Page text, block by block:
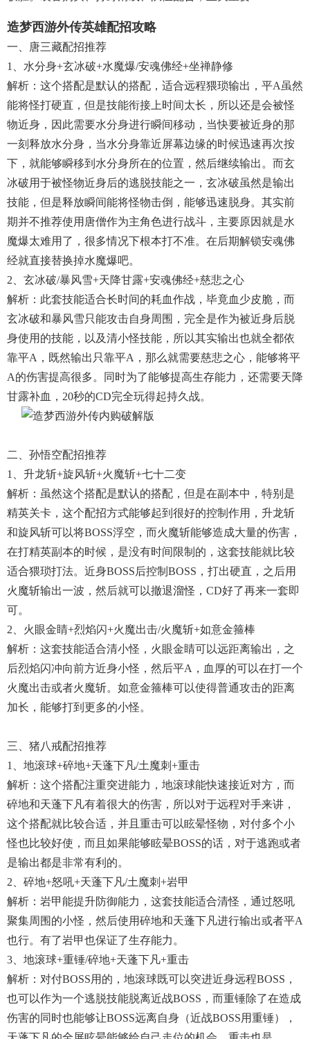
造梦西游外传英雄配招攻略
一、唐三藏配招推荐
1、水分身+玄冰破+水魔爆/安魂佛经+坐禅静修
解析：这个搭配是默认的搭配，适合远程猥琐输出，平A虽然
能将怪打硬直，但是技能衔接上时间太长，所以还是会被怪
物近身，因此需要水分身进行瞬间移动，当快要被近身的那
一刻释放水分身，当水分身靠近屏幕边缘的时候迅速再次按
下，就能够瞬移到水分身所在的位置，然后继续输出。而玄
冰破用于被怪物近身后的逃脱技能之一，玄冰破虽然是输出
技能，但是释放瞬间能将怪物击倒，能够迅速脱身。其实前
期并不推荐使用唐僧作为主角色进行战斗，主要原因就是水
魔爆太难用了，很多情况下根本打不准。在后期解锁安魂佛
经就直接替换掉水魔爆吧。
2、玄冰破/暴风雪+天降甘露+安魂佛经+慈悲之心
解析：此套技能适合长时间的耗血作战，毕竟血少皮脆，而
玄冰破和暴风雪只能攻击自身周围，完全是作为被近身后脱
身使用的技能，以及清小怪技能，所以其实输出也就全都依
靠平A，既然输出只靠平A，那么就需要慈悲之心，能够将平
A的伤害提高很多。同时为了能够提高生存能力，还需要天降
甘露补血，20秒的CD完全玩得起持久战。
二、孙悟空配招推荐
1、升龙斩+旋风斩+火魔斩+七十二变
解析：虽然这个搭配是默认的搭配，但是在副本中，特别是
精英关卡，这个配招方式能够起到很好的控制作用，升龙斩
和旋风斩可以将BOSS浮空，而火魔斩能够造成大量的伤害，
在打精英副本的时候，是没有时间限制的，这套技能就比较
适合猥琐打法。近身BOSS后控制BOSS，打出硬直，之后用
火魔斩输出一波，然后就可以撤退溜怪，CD好了再来一套即
可。
2、火眼金睛+烈焰闪+火魔出击/火魔斩+如意金箍棒
解析：这套技能适合清小怪，火眼金睛可以远距离输出，之
后烈焰闪冲向前方近身小怪，然后平A，血厚的可以在打一个
火魔出击或者火魔斩。如意金箍棒可以使得普通攻击的距离
加长，能够打到更多的小怪。
三、猪八戒配招推荐
1、地滚球+碎地+天蓬下凡/土魔刺+重击
解析：这个搭配注重突进能力，地滚球能快速接近对方，而
碎地和天蓬下凡有着很大的伤害，所以对于远程对手来讲，
这个搭配就比较合适，并且重击可以眩晕怪物，对付多个小
怪也比较好使，而且如果能够眩晕BOSS的话，对于逃跑或者
是输出都是非常有利的。
2、碎地+怒吼+天蓬下凡/土魔刺+岩甲
解析：岩甲能提升防御能力，这套技能适合清怪，通过怒吼
聚集周围的小怪，然后使用碎地和天蓬下凡进行输出或者平A
也行。有了岩甲也保证了生存能力。
3、地滚球+重锤/碎地+天蓬下凡+重击
解析：对付BOSS用的，地滚球既可以突进近身远程BOSS，
也可以作为一个逃脱技能脱离近战BOSS，而重锤除了在造成
伤害的同时也能够让BOSS远离自身（近战BOSS用重锤），